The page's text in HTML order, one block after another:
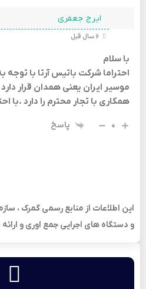
ایرج جعفری
با سلام
احتراما شرکت باتیس آرتا با توجه
موسیر ایران یعنی همدان قرار
همکاری با تجار محترم را دارد .با
0 پاسخ
این اطلاعات از منابع رسمی گمرک ،
و دستگاه های اجرایی جمع اوری و